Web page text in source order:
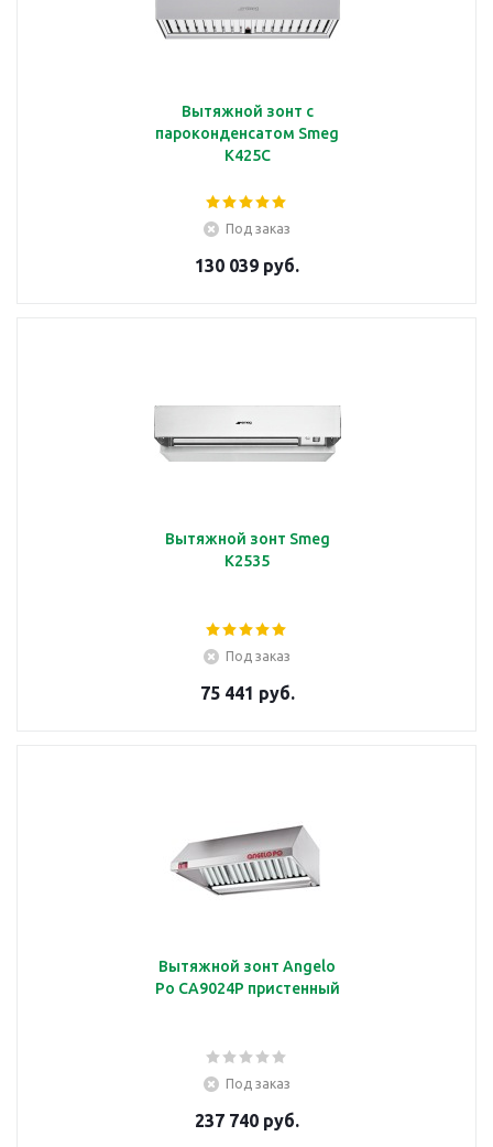
Вытяжной зонт с
пароконденсатом Smeg
K425C
Под заказ
130 039 руб.
Вытяжной зонт Smeg
K2535
Под заказ
75 441 руб.
Вытяжной зонт Angelo
Po CA9024P пристенный
Под заказ
237 740 руб.